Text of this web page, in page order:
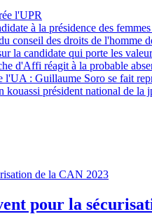
l'UPR
à la présidence des
conseil des droits de
la candidate qui porte les
d'Affi réagit à la probable
: Guillaume Soro se fait
kouassi président national de la
pour la